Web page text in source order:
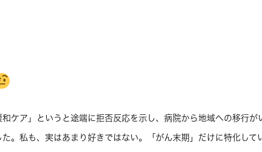
ケア」というと途端に拒否反応を示し、病院から地域への移行が
。私も、実はあまり好きではない。「がん末期」だけに特化して